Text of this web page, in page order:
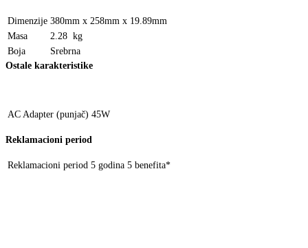
Dimenzije 380mm x 258mm x 19.89mm
Masa
2.28 kg
Boja
Srebrna
Ostale karakteristike
AC Adapter (punjač) 45W
Reklamacioni period
Reklamacioni period 5 godina 5 benefita*